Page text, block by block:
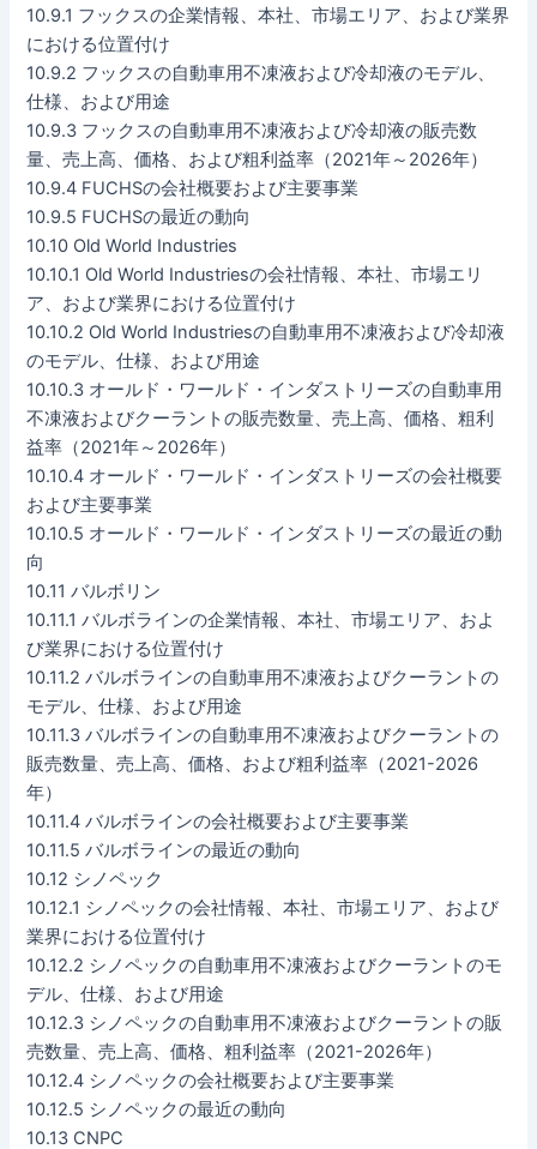
10.9.1 フックスの企業情報、本社、市場エリア、および業界
における位置付け
10.9.2 フックスの自動車用不凍液および冷却液のモデル、
仕様、および用途
10.9.3 フックスの自動車用不凍液および冷却液の販売数
量、売上高、価格、および粗利益率（2021年～2026年）
10.9.4 FUCHSの会社概要および主要事業
10.9.5 FUCHSの最近の動向
10.10 Old World Industries
10.10.1 Old World Industriesの会社情報、本社、市場エリ
ア、および業界における位置付け
10.10.2 Old World Industriesの自動車用不凍液および冷却液
のモデル、仕様、および用途
10.10.3 オールド・ワールド・インダストリーズの自動車用
不凍液およびクーラントの販売数量、売上高、価格、粗利
益率（2021年～2026年）
10.10.4 オールド・ワールド・インダストリーズの会社概要
および主要事業
10.10.5 オールド・ワールド・インダストリーズの最近の動
向
10.11 バルボリン
10.11.1 バルボラインの企業情報、本社、市場エリア、およ
び業界における位置付け
10.11.2 バルボラインの自動車用不凍液およびクーラントの
モデル、仕様、および用途
10.11.3 バルボラインの自動車用不凍液およびクーラントの
販売数量、売上高、価格、および粗利益率（2021-2026
年）
10.11.4 バルボラインの会社概要および主要事業
10.11.5 バルボラインの最近の動向
10.12 シノペック
10.12.1 シノペックの会社情報、本社、市場エリア、および
業界における位置付け
10.12.2 シノペックの自動車用不凍液およびクーラントのモ
デル、仕様、および用途
10.12.3 シノペックの自動車用不凍液およびクーラントの販
売数量、売上高、価格、粗利益率（2021-2026年）
10.12.4 シノペックの会社概要および主要事業
10.12.5 シノペックの最近の動向
10.13 CNPC